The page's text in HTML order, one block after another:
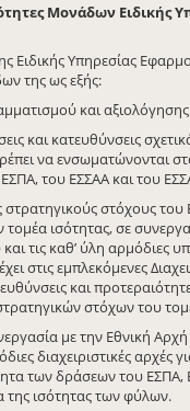
Μονάδων Ειδικής
Ειδικής Υπηρεσίας
της ως εξής:
και αξιολόγησης
και κατευθύνσεις
να ενσωματώνονται
του ΕΣΣΑΑ και του
στρατηγικούς στόχους
τομέα ισότητας, σε
τις καθ’ ύλη αρμόδιες
στις εμπλεκόμενες
και
στόχων του
με την Εθνική
διαχειριστικές αρχές
των δράσεων του ΕΣΠΑ,
της ισότητας των φύλων.